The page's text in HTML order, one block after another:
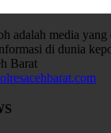
adalah media
di dunia
Barat